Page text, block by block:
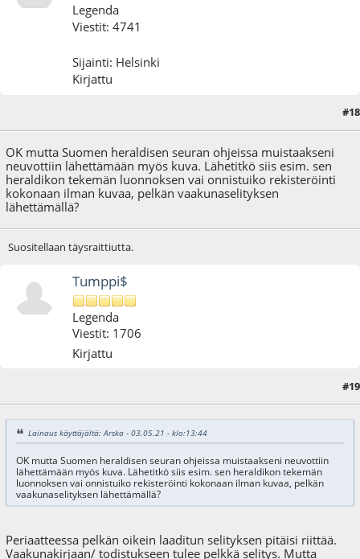
Legenda
Viestit: 4741
Sijainti: Helsinki
Kirjattu
#18
OK mutta Suomen heraldisen seuran ohjeissa muistaakseni
neuvottiin lähettämään myös kuva. Lähetitkö siis esim. sen
heraldikon tekemän luonnoksen vai onnistuiko rekisteröinti
kokonaan ilman kuvaa, pelkän vaakunaselityksen
lähettämällä?
Suositellaan täysraittiutta.
Tumppi$
Legenda
Viestit: 1706
Kirjattu
#19
Lainaus käyttäjältä: Arska - 03.05.21 - klo:13:44
OK mutta Suomen heraldisen seuran ohjeissa muistaakseni neuvottiin
lähettämään myös kuva. Lähetitkö siis esim. sen heraldikon tekemän
luonnoksen vai onnistuiko rekisteröinti kokonaan ilman kuvaa, pelkän
vaakunaselityksen lähettämällä?
Periaatteessa pelkän oikein laaditun selityksen pitäisi riittää.
Vaakunakirjaan/ todistukseen tulee pelkkä selitys. Mutta